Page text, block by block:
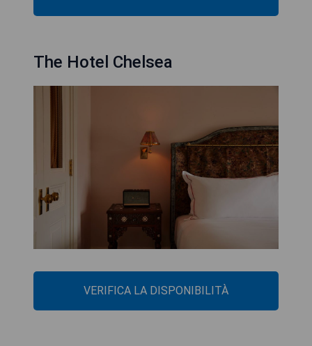
The Hotel Chelsea
VERIFICA LA DISPONIBILITÀ